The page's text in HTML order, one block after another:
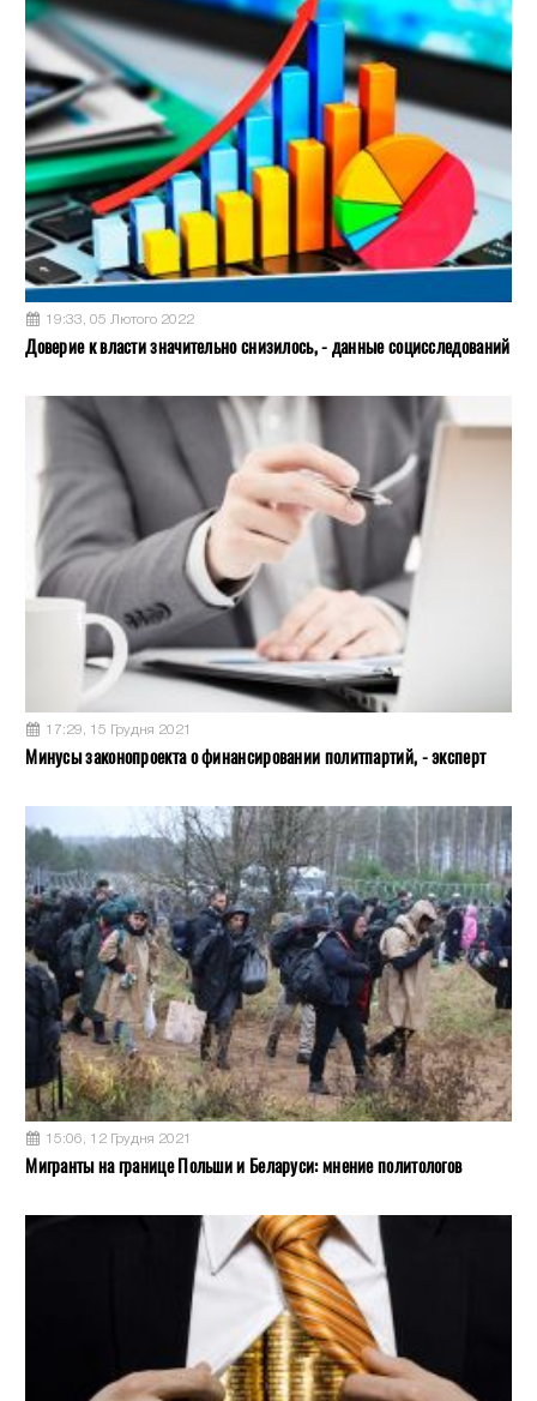
19:33, 05 Лютого 2022
Доверие к власти значительно снизилось, - данные социсследований
17:29, 15 Грудня 2021
Минусы законопроекта о финансировании политпартий, - эксперт
15:06, 12 Грудня 2021
Мигранты на границе Польши и Беларуси: мнение политологов